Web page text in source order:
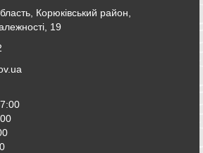
Корюківський район,
19